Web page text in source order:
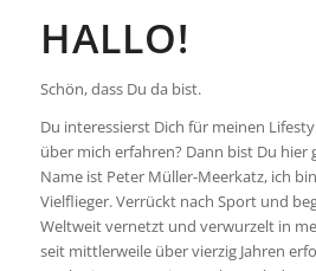
HALLO!
Schön, dass Du da bist.
Du interessierst Dich für meinen
über mich erfahren? Dann bist Du hier
Name ist Peter Müller-Meerkatz, ich
Vielflieger. Verrückt nach Sport und
Weltweit vernetzt und verwurzelt in
seit mittlerweile über vierzig Jahren